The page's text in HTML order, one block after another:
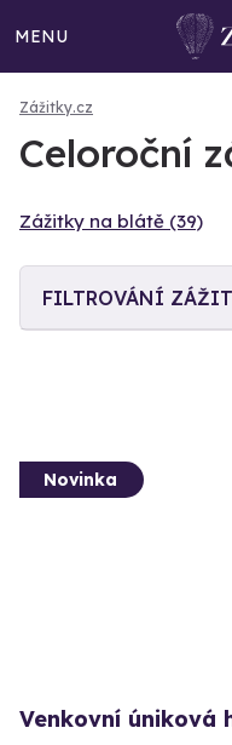
MENU
Zážitky.cz
Celoroční
Zážitky na blátě (39)
FILTROVÁNÍ
Novinka
Venkovní úniková